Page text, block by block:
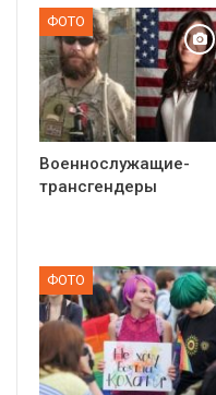
ФОТО
Военнослужащие-
трансгендеры
ФОТО